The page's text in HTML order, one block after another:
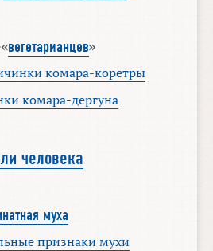
вегетарианцев»
комара-коретры
комара-дергуна
человека
муха
признаки мухи